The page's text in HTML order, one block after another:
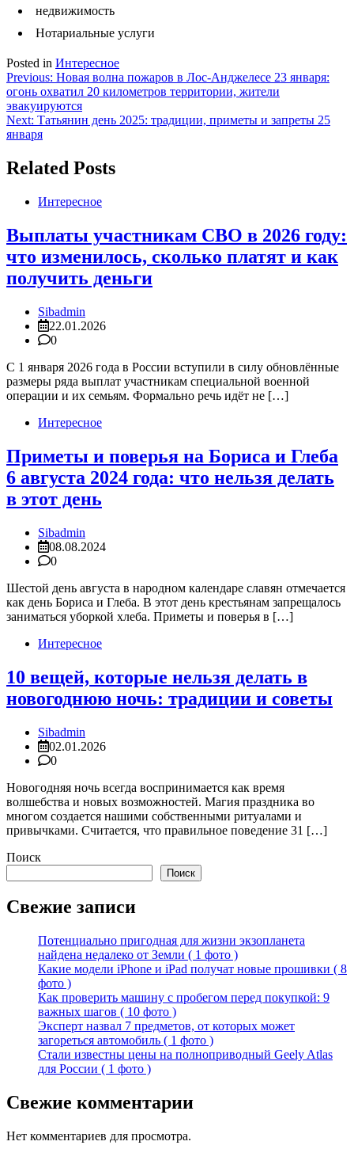
недвижимость
Нотариальные услуги
Posted in Интересное
Навигация
по
записям
Previous: Новая волна пожаров в Лос-Анджелесе 23 января:
огонь охватил 20 километров территории, жители
эвакуируются
Next: Татьянин день 2025: традиции, приметы и запреты 25
января
Related Posts
Интересное
Выплаты участникам СВО в 2026 году:
что изменилось, сколько платят и как
получить деньги
Sibadmin
22.01.2026
0
С 1 января 2026 года в России вступили в силу обновлённые
размеры ряда выплат участникам специальной военной
операции и их семьям. Формально речь идёт не […]
Интересное
Приметы и поверья на Бориса и Глеба
6 августа 2024 года: что нельзя делать
в этот день
Sibadmin
08.08.2024
0
Шестой день августа в народном календаре славян отмечается
как день Бориса и Глеба. В этот день крестьянам запрещалось
заниматься уборкой хлеба. Приметы и поверья в […]
Интересное
10 вещей, которые нельзя делать в
новогоднюю ночь: традиции и советы
Sibadmin
02.01.2026
0
Новогодняя ночь всегда воспринимается как время
волшебства и новых возможностей. Магия праздника во
многом создается нашими собственными ритуалами и
привычками. Считается, что правильное поведение 31 […]
Поиск
Поиск
Свежие записи
Потенциально пригодная для жизни экзопланета
найдена недалеко от Земли ( 1 фото )
Какие модели iPhone и iPad получат новые прошивки ( 8
фото )
Как проверить машину с пробегом перед покупкой: 9
важных шагов ( 10 фото )
Эксперт назвал 7 предметов, от которых может
загореться автомобиль ( 1 фото )
Стали известны цены на полноприводный Geely Atlas
для России ( 1 фото )
Свежие комментарии
Нет комментариев для просмотра.